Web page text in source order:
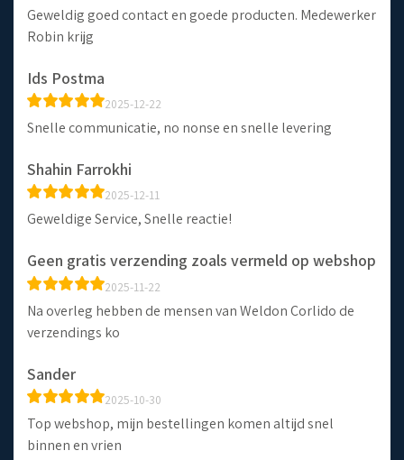
Geweldig goed contact en goede producten. Medewerker
Robin krijg
Ids Postma
2025-12-22
Snelle communicatie, no nonse en snelle levering
Shahin Farrokhi
2025-12-11
Geweldige Service, Snelle reactie!
Geen gratis verzending zoals vermeld op webshop
2025-11-22
Na overleg hebben de mensen van Weldon Corlido de
verzendings ko
Sander
2025-10-30
Top webshop, mijn bestellingen komen altijd snel
binnen en vrien